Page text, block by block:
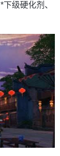
级硬化剂、